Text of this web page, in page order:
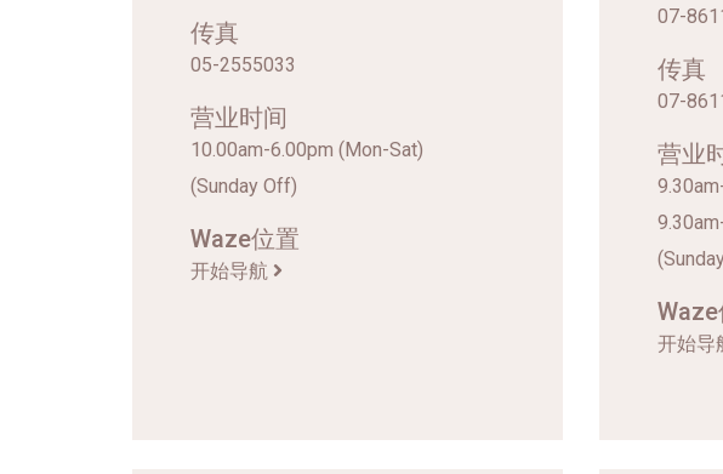
传真
05-2555033
营业时间
10.00am-6.00pm (Mon-Sat)
(Sunday Off)
Waze位置
开始导航
07-
传真
07-
营业
开始导